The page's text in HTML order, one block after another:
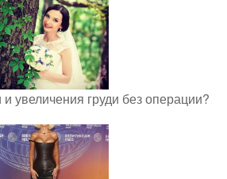
и увеличения груди без операции?